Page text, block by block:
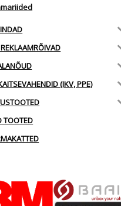
REKLAAMRÕIVAD
(IKV, PPE)
TOOTED